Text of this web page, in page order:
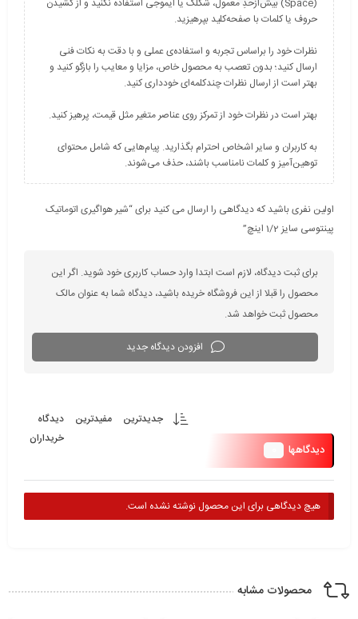
(Space) بیش‌از‌حدِ معمول، شکلک یا ایموجی استفاده نکنید و از کشیدن
نظرات خود را براساس تجربه و استفاده‌ی عملی و با دقت به نکات فنی
ارسال کنید؛ بدون تعصب به محصول خاص، مزایا و معایب را بازگو کنید و
به کاربران و سایر اشخاص احترام بگذارید. پیام‌هایی که شامل محتوای
توهین‌آمیز و کلمات نامناسب باشند، حذف می‌شوند.
اولین نفری باشید که دیدگاهی را ارسال می کنید برای “شیر هواگیری اتوماتیک
پینتوسی سایز 1/2 اینچ”
برای ثبت دیدگاه، لازم است ابتدا وارد حساب کاربری خود شوید. اگر این
محصول را قبلا از این فروشگاه خریده باشید، دیدگاه شما به عنوان مالک
محصول ثبت خواهد شد.
افزودن دیدگاه جدید
دیدگاهها
جدیدترین مفیدترین
دیدگاه
خریداران
هیچ دیدگاهی برای این محصول نوشته نشده است.
محصولات مشابه